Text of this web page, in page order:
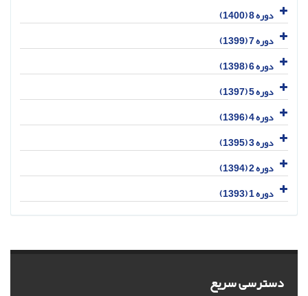
دوره 8 (1400)
دوره 7 (1399)
دوره 6 (1398)
دوره 5 (1397)
دوره 4 (1396)
دوره 3 (1395)
دوره 2 (1394)
دوره 1 (1393)
دسترسی سریع